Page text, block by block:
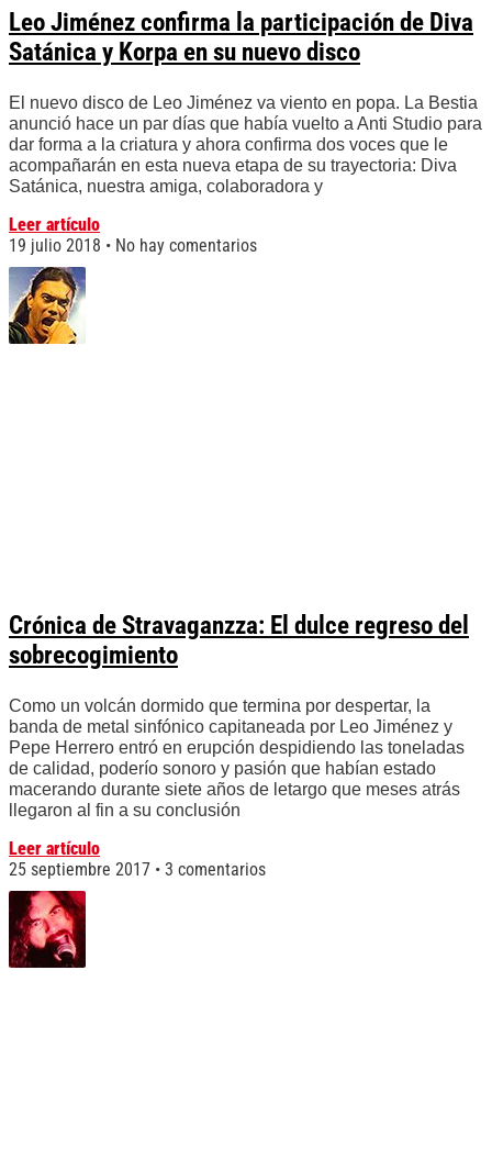
Leo Jiménez confirma la participación de Diva
Satánica y Korpa en su nuevo disco
El nuevo disco de Leo Jiménez va viento en popa. La Bestia
anunció hace un par días que había vuelto a Anti Studio para
dar forma a la criatura y ahora confirma dos voces que le
acompañarán en esta nueva etapa de su trayectoria: Diva
Satánica, nuestra amiga, colaboradora y
Leer artículo
19 julio 2018
No hay comentarios
Crónica de Stravaganzza: El dulce regreso del
sobrecogimiento
Como un volcán dormido que termina por despertar, la
banda de metal sinfónico capitaneada por Leo Jiménez y
Pepe Herrero entró en erupción despidiendo las toneladas
de calidad, poderío sonoro y pasión que habían estado
macerando durante siete años de letargo que meses atrás
llegaron al fin a su conclusión
Leer artículo
25 septiembre 2017
3 comentarios